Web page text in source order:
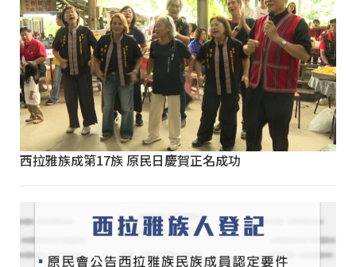
西拉雅族成第17族 原民日慶賀正名成功